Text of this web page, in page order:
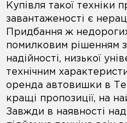
Купівля такої техніки
завантаженості є
Придбання ж
помилковим рішенням
надійності, низької
технічним
оренда автовишки в
кращі пропозиції, на
Завжди в наявності